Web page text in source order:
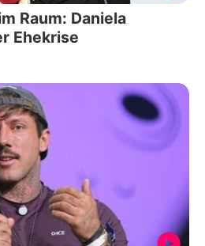
Raum: Daniela
Ehekrise